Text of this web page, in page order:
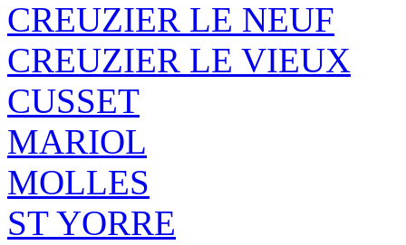
CREUZIER LE NEUF
CREUZIER LE VIEUX
CUSSET
MARIOL
MOLLES
ST YORRE